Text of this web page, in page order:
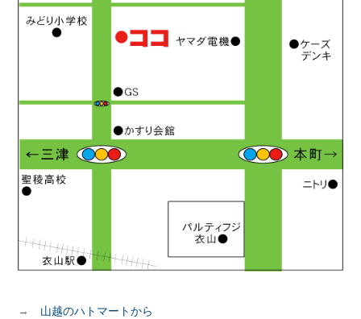
→ 山越のハトマートから